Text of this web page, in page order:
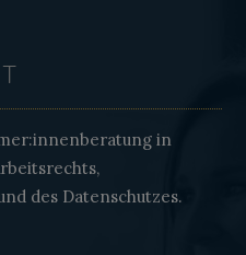
in
des Datenschutzes.